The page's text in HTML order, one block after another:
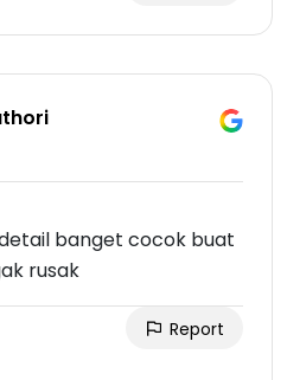
banget cocok buat
rusak
Report